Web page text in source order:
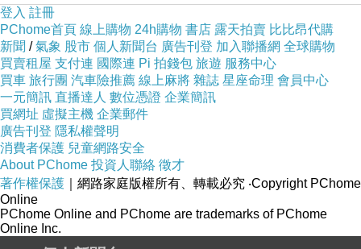
登入 註冊
PChome首頁 線上購物 24h購物 書店 露天拍賣 比比昂代購
新聞 /氣象 股市 個人新聞台 廣告刊登 加入聯播網 全球購物
買賣租屋 支付連 國際連 Pi 拍錢包 旅遊 服務中心
買車 旅行團 汽車險推薦 線上麻將 雜誌 星座命理 會員中心
一元簡訊 直播達人 數位憑證 企業簡訊
買網址 虛擬主機 企業郵件
廣告刊登 隱私權聲明
消費者保護 兒童網路安全
About PChome 投資人聯絡 徵才
著作權保護 ｜網路家庭版權所有、轉載必究 ‧Copyright PChome
Online
PChome Online and PChome are trademarks of PChome
Online Inc.